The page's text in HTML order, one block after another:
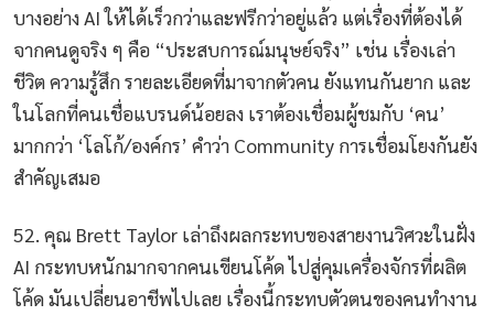
บางอย่าง AI ให้ได้เร็วกว่าและฟรีกว่าอยู่แล้ว แต่เรื่องที่ต้องได้
จากคนดูจริง ๆ คือ “ประสบการณ์มนุษย์จริง” เช่น เรื่องเล่า
ชีวิต ความรู้สึก รายละเอียดที่มาจากตัวคน ยังแทนกันยาก และ
ในโลกที่คนเชื่อแบรนด์น้อยลง เราต้องเชื่อมผู้ชมกับ ‘คน’
มากกว่า ‘โลโก้/องค์กร’ คำว่า Community การเชื่อมโยงกันยัง
สำคัญเสมอ
52. คุณ Brett Taylor เล่าถึงผลกระทบของสายงานวิศวะในฝั่ง
AI กระทบหนักมากจากคนเขียนโค้ด ไปสู่คุมเครื่องจักรที่ผลิต
โค้ด มันเปลี่ยนอาชีพไปเลย เรื่องนี้กระทบตัวตนของคนทำงาน